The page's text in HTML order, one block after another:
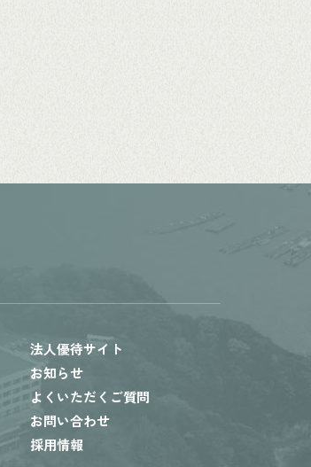
法人優待サイト
お知らせ
よくいただくご質問
お問い合わせ
採用情報